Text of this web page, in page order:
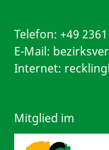
Telefon: +49
E-Mail:
Internet:
Mitglied im